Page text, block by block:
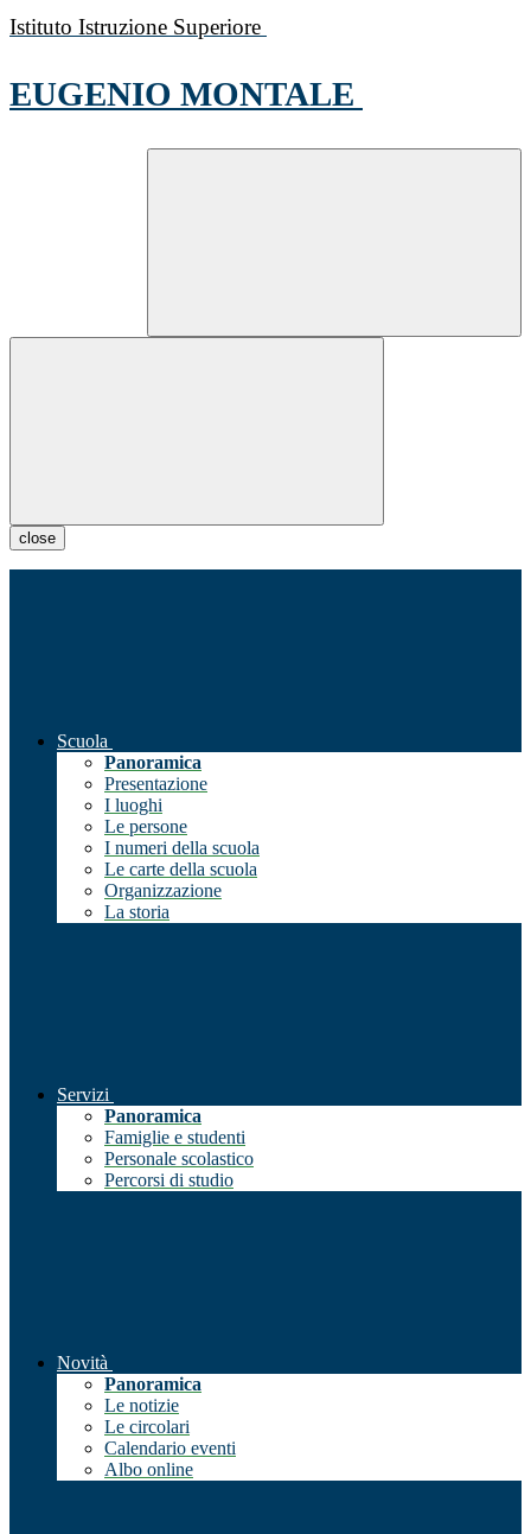
Istituto Istruzione Superiore
EUGENIO MONTALE
close
Scuola
Panoramica
Presentazione
I luoghi
Le persone
I numeri della scuola
Le carte della scuola
Organizzazione
La storia
Servizi
Panoramica
Famiglie e studenti
Personale scolastico
Percorsi di studio
Novità
Panoramica
Le notizie
Le circolari
Calendario eventi
Albo online